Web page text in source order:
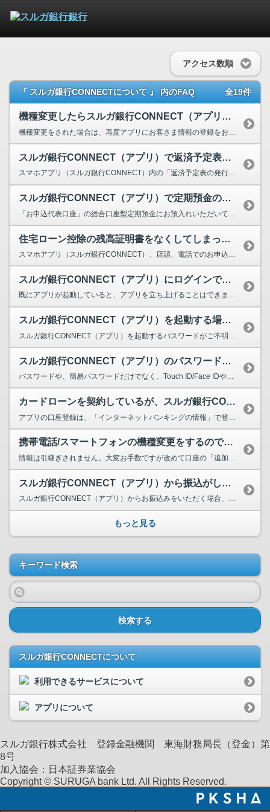
アクセス数順
『 スルガ銀行CONNECTについて 』 内のFAQ 全19件
機種変更したらスルガ銀行CONNECT（アプリ）に残高が表示されない
機種変更をされた場合は、再度アプリにお客さま情報の登録をお願いいたします。 アプリトップ画面...
スルガ銀行CONNECT（アプリ）で返済予定表がほしい。
スマホアプリ（スルガ銀行CONNECT）内の「返済予定表の発行受付」よりお申込みください。 ...
スルガ銀行CONNECT（アプリ）で定期預金の明細照会や解約予約（満期日で...
住宅ローン控除の残高証明書をなくしてしまったので、再発行してほしい。また、...
スマホアプリ（スルガ銀行CONNECT）、店頭、電話でのお申込みが可能です。再発行する場合の手...
スルガ銀行CONNECT（アプリ）にログインできない
既にアプリが起動していると、アプリを立ち上げることはできません。前回使用していたアプリを一度終...
スルガ銀行CONNECT（アプリ）を起動する場合のパスワードを忘れた
スルガ銀行CONNECT（アプリ）を起動するパスワードがご不明な場合は、恐れ入りますがアプリを...
スルガ銀行CONNECT（アプリ）のパスワードについて
パスワードや、簡易パスワードだけでなく、Touch ID/Face IDや、Android O...
カードローンを契約しているが、スルガ銀行CONNECT（アプリ）へ登録できるか。
携帯電話/スマートフォンの機種変更をするのですが、スルガ銀行CONNECT...
情報は引継ぎされません。大変お手数ですが改めて口座の「追加登録」のお手続をお願いいたします。 ...
スルガ銀行CONNECT（アプリ）から振込がしたい
スルガ銀行CONNECT（アプリ）からお振込みをいただく場合、アプリトップ画面下部にある「振込...
もっと見る
キーワード検索
検索する
スルガ銀行CONNECTについて
利用できるサービスについて
アプリについて
スルガ銀行株式会社 登録金融機関 東海財務局長（登金）第
8号
加入協会：日本証券業協会
Copyright © SURUGA bank Ltd. All Rights Reserved.